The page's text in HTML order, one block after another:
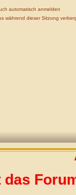
automatisch anmelden
während dieser Sitzung
das